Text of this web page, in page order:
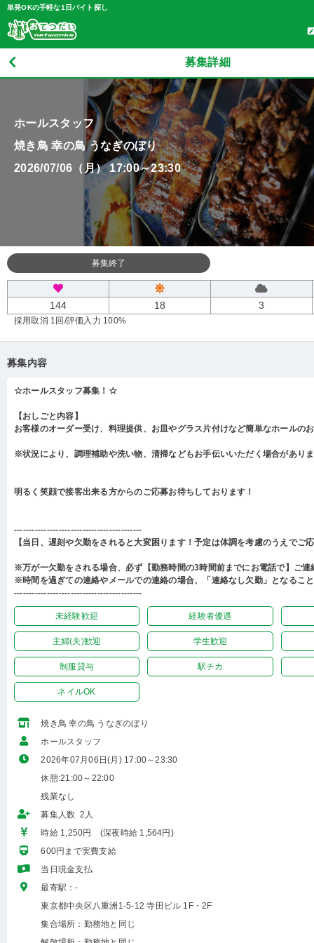
単発OKの手軽な1日バイト探し
募集詳細
ホールスタッフ
焼き鳥 幸の鳥 うなぎのぼり
2026/07/06（月） 17:00～23:30
募集終了
144 18 3
採用取消 1回 /評価入力 100%
募集内容
☆ホールスタッフ募集！☆
【おしごと内容】
お客様のオーダー受け、料理提供、お皿やグラス片付けなど簡単なホールの
※状況により、調理補助や洗い物、清掃などもお手伝いいただく場合があり
明るく笑顔で接客出来る方からのご応募お待ちしております！
-------------------------------------------
【当日、遅刻や欠勤をされると大変困ります！予定は体調を考慮のうえでご
※万が一欠勤をされる場合、必ず【勤務時間の3時間前までにお電話で】ご連
※時間を過ぎての連絡やメールでの連絡の場合、「連絡なし欠勤」となるこ
-------------------------------------------
未経験歓迎 経験者優遇
主婦(夫)歓迎 学生歓迎
制服貸与 駅チカ
ネイルOK
焼き鳥 幸の鳥 うなぎのぼり
ホールスタッフ
2026年07月06日(月) 17:00～23:30
休憩:21:00～22:00
残業なし
募集人数 2人
時給 1,250円 (深夜時給 1,564円)
600円まで実費支給
当日現金支払
最寄駅：-
東京都中央区八重洲1-5-12 寺田ビル 1F・2F
集合場所：勤務地と同じ